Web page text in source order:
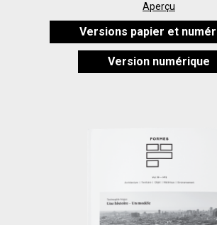
Aperçu
Versions papier et
Version numérique